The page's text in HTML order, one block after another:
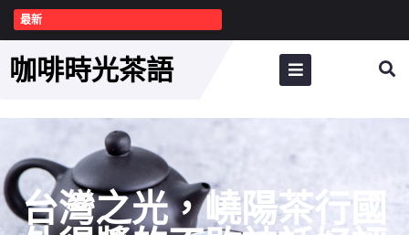
最新
咖啡時光茶語
台灣之光，嶢陽茶行國